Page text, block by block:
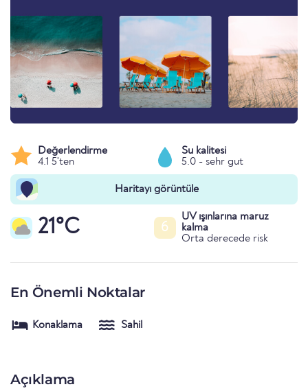
Değerlendirme
4.1 5'ten
Su kalitesi
5.0 - sehr gut
Haritayı görüntüle
21°C 6
UV ışınlarına maruz
kalma
Orta derecede risk
En Önemli Noktalar
Konaklama Sahil
Açıklama